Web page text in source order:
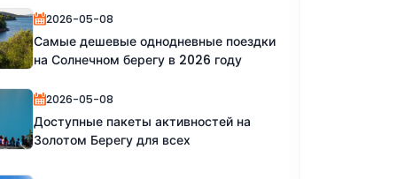
2026-05-08
Самые дешевые однодневные поездки
на Солнечном берегу в 2026 году
2026-05-08
Доступные пакеты активностей на
Золотом Берегу для всех